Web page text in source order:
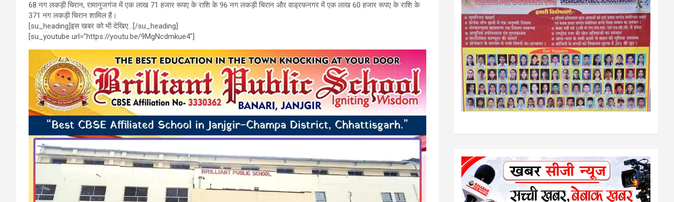
68 नग लकड़ी चिरान, रामानुजगंज में एक लाख 71 हजार रूपए के राशि के 96 नग लकड़ी चिरान और वाड्रफनगर में एक लाख 60 हजार रूपए के राशि के
371 नग लकड़ी चिरान शामिल हैं।
[su_heading]इस खबर को भी देखिए…[/su_heading]
[su_youtube url=”https://youtu.be/9MgNcdmkue4″]